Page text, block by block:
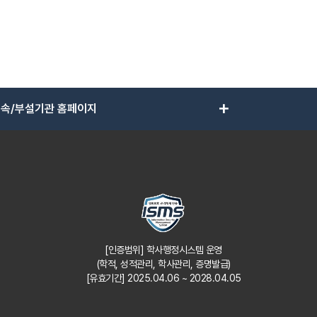
/부설기관 홈페이지 add
[인증범위] 학사행정시스템 운영
(학적, 성적관리, 학사관리, 증명발급)
[유효기간] 2025.04.06 ~ 2028.04.05